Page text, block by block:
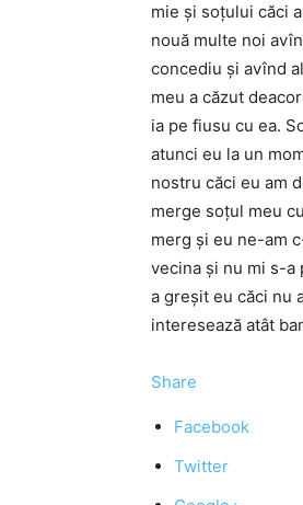
mie și soțului căci
nouă multe noi
concediu și avînd
meu a căzut
ia pe fiusu cu ea.
atunci eu la un
nostru căci eu am
merge soțul meu
merg și eu ne-am
vecina și nu mi s-a
a greșit eu căci nu
interesează atât
Share
Facebook
Twitter